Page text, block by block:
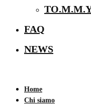
FAQ
NEWS
Home
Chi siamo